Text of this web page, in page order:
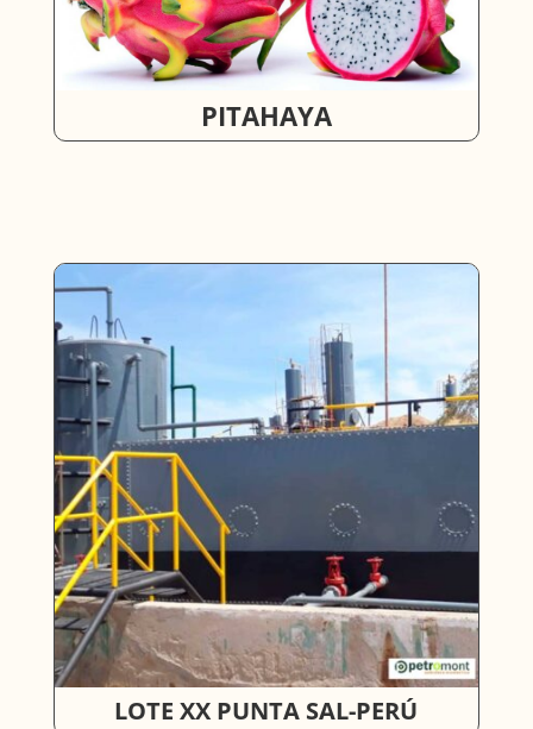
PITAHAYA
LOTE XX PUNTA SAL-PERÚ